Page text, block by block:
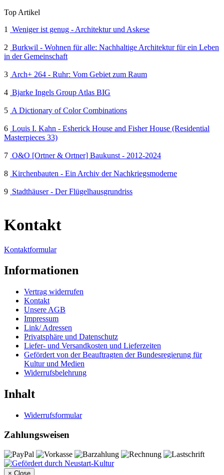
Top Artikel
1
Weniger ist genug - Architektur und Askese
2 Burkwil - Wohnen für alle: Nachhaltige Architektur für ein Leben
in der Gemeinschaft
3 Arch+ 264 - Ruhr: Vom Gebiet zum Raum
4 Bjarke Ingels Group Atlas BIG
5 A Dictionary of Color Combinations
6 Louis I. Kahn - Esherick House and Fisher House (Residential
Masterpieces 33)
7 O&O [Ortner & Ortner] Baukunst - 2012-2024
8 Kirchenbauten - Ein Archiv der Nachkriegsmoderne
9 Stadthäuser - Der Flügelhausgrundriss
Kontakt
Kontaktformular
Informationen
Vertrag widerrufen
Kontakt
Unsere AGB
Impressum
Link/ Adressen
Privatsphäre und Datenschutz
Liefer- und Versandkosten und Lieferzeiten
Gefördert von der Beauftragten der Bundesregierung für
Kultur und Medien
Widerrufsbelehrung
Inhalt
Widerrufsformular
Zahlungsweisen
× Close